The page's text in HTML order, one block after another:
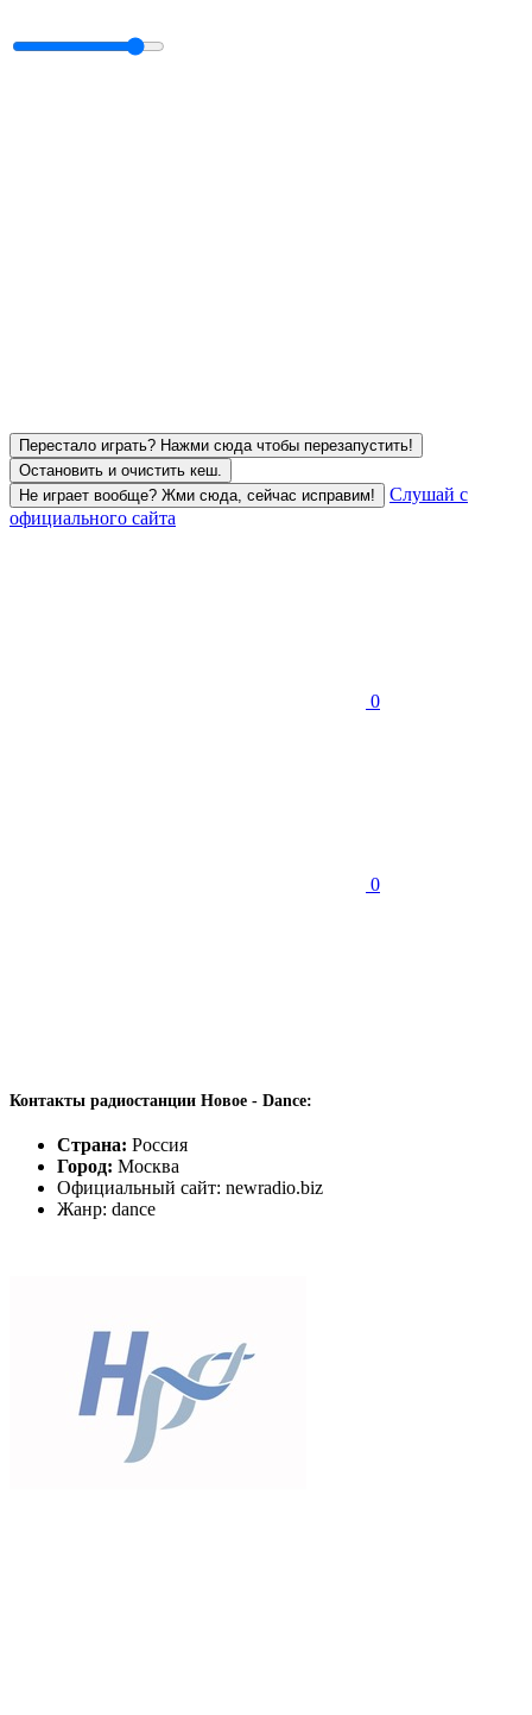
Перестало играть? Нажми сюда чтобы перезапустить!
Остановить и очистить кеш.
Не играет вообще? Жми сюда, сейчас исправим!
Слушай с
официального сайта
0
0
Контакты радиостанции Новое - Dance:
Страна: Россия
Город: Москва
Официальный сайт: newradio.biz
Жанр: dance